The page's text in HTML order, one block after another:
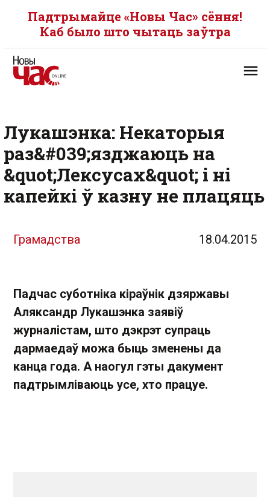
Падтрымайце «Новы Час» сёння!
Каб было што чытаць заўтра
Лукашэнка: Некаторыя
раз&#039;язджаюць на
&quot;Лексусах&quot; і ні
капейкі ў казну не плацяць
Грамадства 18.04.2015
Падчас суботніка кіраўнік дзяржавы
Аляксандр Лукашэнка заявіў
журналістам, што дэкрэт супраць
дармаедаў можа быць зменены да
канца года. А наогул гэты дакумент
падтрымліваюць усе, хто працуе.